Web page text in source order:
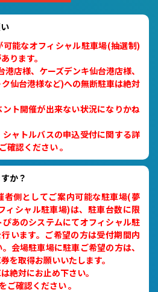
能なオフィシャル駐車場(抽選制)
ります。
店様、ケーズデンキ仙台港店様、
仙台港様など)への無断駐車は絶対
ト開催が出来ない状況になりかね
ャトルバスの申込受付に関する詳
確認ください 。
か？
者側としてご案内可能な駐車場(夢
ィシャル駐車場)は、駐車台数に限
あのシステムにてオフィシャル駐
います。ご希望の方は受付期間内
会場駐車場に駐車ご希望の方は、
を取得お願いいたします。
絶対にお止め下さい。
ご確認ください 。